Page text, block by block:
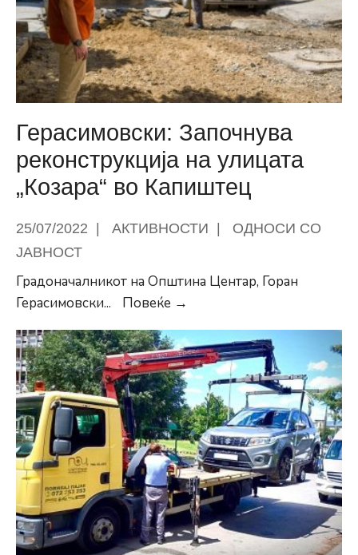
Герасимовски: Започнува
реконструкција на улицата
„Козара“ во Капиштец
25/07/2022 | АКТИВНОСТИ |
ОДНОСИ СО
ЈАВНОСТ
Градоначалникот на Општина Центар, Горан
Герасимовски... Повеќе →
реконструкција
на
улицата
„Козара“
во
Капиштец